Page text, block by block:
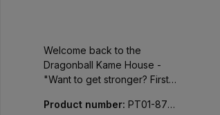
Welcome back to the
Dragonball Kame House -
"Want to get stronger? First,
hundred times!" Vom Dach
Product number: PT01-870